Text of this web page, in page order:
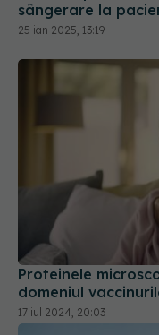
Proteinele
domeniul
17 iul 2024, 20:03